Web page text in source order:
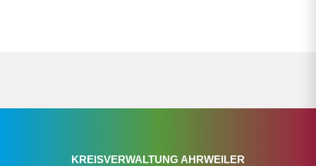
KREISVERWALTUNG AHRWEILER